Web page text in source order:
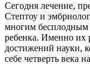
Сегодня лечение,
Стептоу и
многим бесплодным
ребенка. Именно их
достижений науки,
себе четверть века